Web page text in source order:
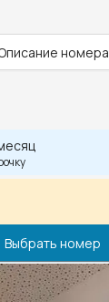
номера
Выбрать номер